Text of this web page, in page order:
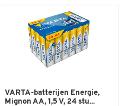
VARTA-batterijen Energie,
Mignon AA, 1,5 V, 24 stu...